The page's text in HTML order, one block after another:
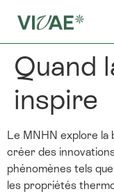
Quand
inspire
Le MNHN explore la
créer des
phénomènes tels
les propriétés